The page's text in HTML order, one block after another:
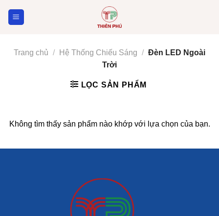
Trang chủ / Hệ Thống Chiếu Sáng / Đèn LED Ngoài
Trời
LỌC SẢN PHẨM
Không tìm thấy sản phẩm nào khớp với lựa chọn của bạn.